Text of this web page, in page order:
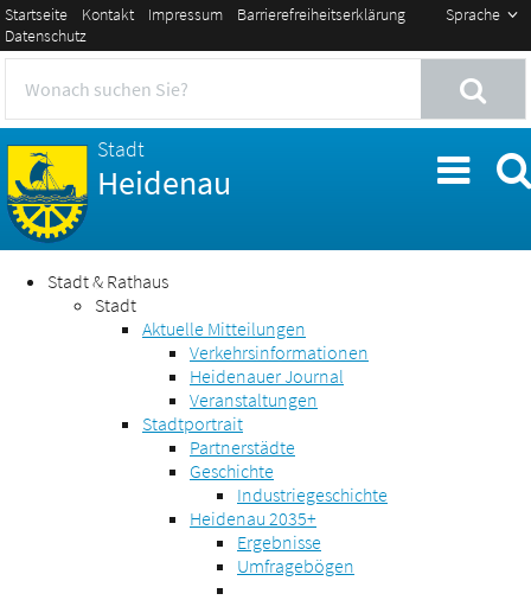
Sprache
Startseite Kontakt Impressum
Barrierefreiheitserklärung
Datenschutz
Stadt
Heidenau
Stadt & Rathaus
Stadt
Aktuelle Mitteilungen
Verkehrsinformationen
Heidenauer Journal
Veranstaltungen
Stadtportrait
Partnerstädte
Geschichte
Industriegeschichte
Heidenau 2035+
Ergebnisse
Umfragebögen